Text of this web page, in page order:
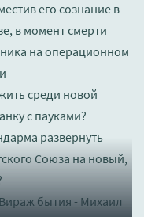
его сознание в
в момент смерти
на операционном
среди новой
с пауками?
развернуть
Союза на новый,
бытия - Михаил